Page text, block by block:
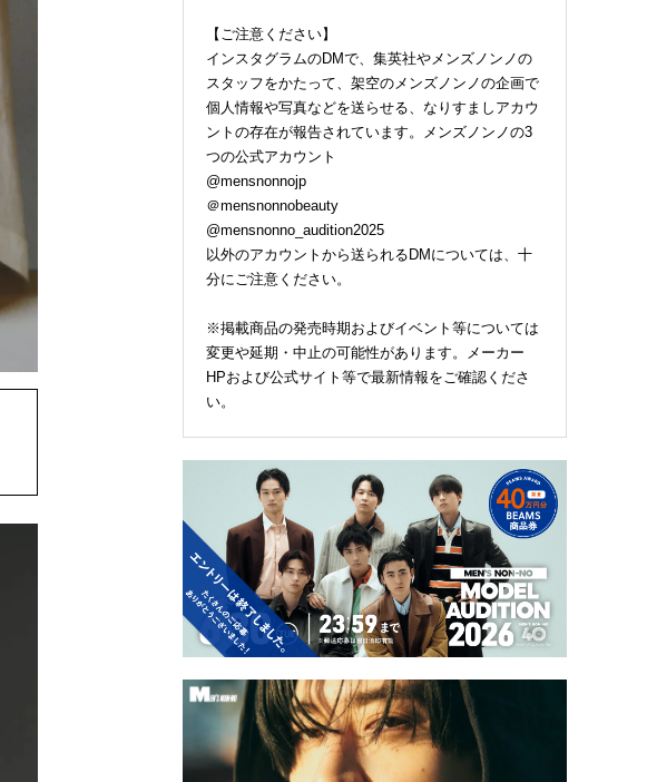
【ご注意ください】
インスタグラムのDMで、集英社やメンズノンノの
スタッフをかたって、架空のメンズノンノの企画で
個人情報や写真などを送らせる、なりすましアカウ
ントの存在が報告されています。メンズノンノの3
つの公式アカウント
@mensnonnojp
＠mensnonnobeauty
@mensnonno_audition2025
以外のアカウントから送られるDMについては、十
分にご注意ください。
※掲載商品の発売時期およびイベント等については
変更や延期・中止の可能性があります。メーカー
HPおよび公式サイト等で最新情報をご確認くださ
い。